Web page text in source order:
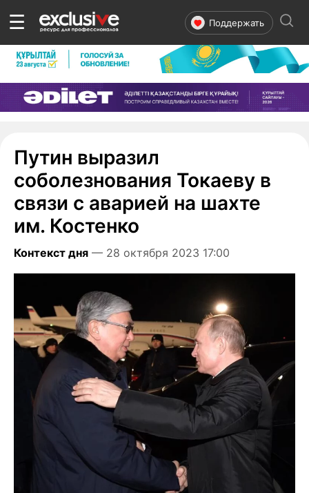
☰ Поддержать
Путин выразил
соболезнования Токаеву в
связи с аварией на шахте
им. Костенко
Контекст дня — 28 октября 2023 17:00